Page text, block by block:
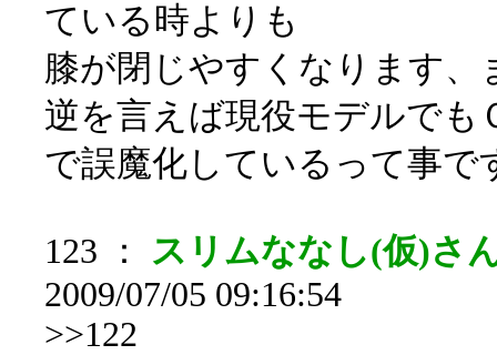
ている時よりも
膝が閉じやすくなります
逆を言えば現役モデルでも
で誤魔化しているって事で
123 ： スリムななし(仮)さ
2009/07/05 09:16:54
>>122